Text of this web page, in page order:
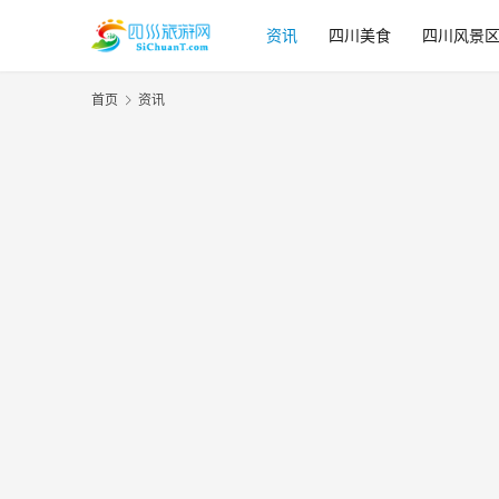
资讯 四川美食 四川风景区
首页 资讯